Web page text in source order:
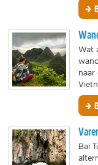
Wat
naar
Bai